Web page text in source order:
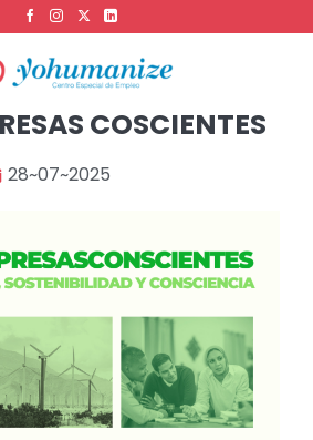
COSCIENTES
28~07~2025